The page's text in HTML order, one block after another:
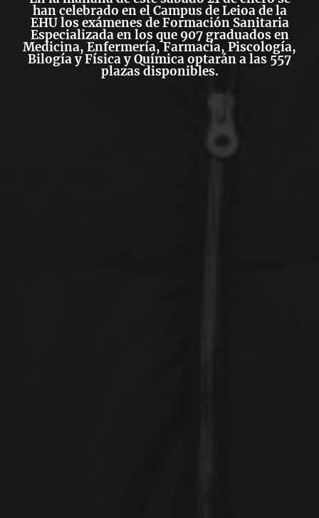
han celebrado en el Campus de Leioa de la
EHU los exámenes de Formación Sanitaria
Especializada en los que 907 graduados en
Medicina, Enfermería, Farmacia, Piscología,
Bilogía y Física y Química optarán a las 557
plazas disponibles.